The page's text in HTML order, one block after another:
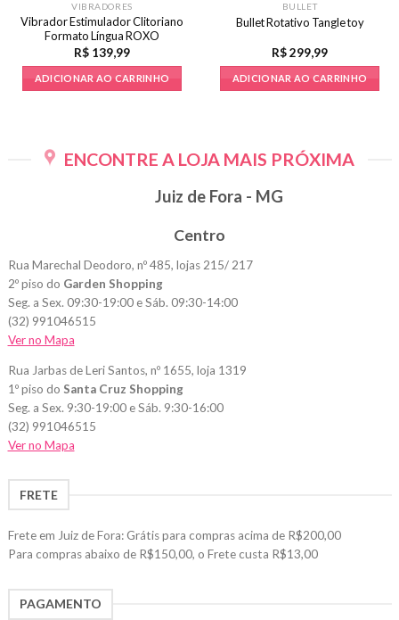
VIBRADORES
Vibrador Estimulador Clitoriano
Formato Língua ROXO
R$ 139,99
ADICIONAR AO CARRINHO
BULLET
Bullet Rotativo Tangle toy
R$299,99
ADICIONAR AO CARRINHO
ENCONTRE A LOJA MAIS PRÓXIMA
Juiz de Fora - MG
Centro
Rua Marechal Deodoro, nº 485, lojas 215/ 217
2º piso do Garden Shopping
Seg. a Sex. 09:30-19:00 e Sáb. 09:30-14:00
(32) 991046515
Ver no Mapa
Rua Jarbas de Leri Santos, nº 1655, loja 1319
1º piso do Santa Cruz Shopping
Seg. a Sex. 9:30-19:00 e Sáb. 9:30-16:00
(32) 991046515
Ver no Mapa
FRETE
Frete em Juiz de Fora: Grátis para compras acima de R$200,00
Para compras abaixo de R$150,00, o Frete custa R$13,00
PAGAMENTO